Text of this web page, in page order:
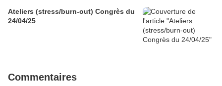
Ateliers (stress/burn-out) Congrès du
24/04/25
Commentaires